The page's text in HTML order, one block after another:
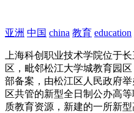
亚洲 中国 china 教育 education
上海科创职业技术学院位于
区，毗邻松江大学城教育园
部备案，由松江区人民政府举
区共管的新型全日制公办高
质教育资源，新建的一所新